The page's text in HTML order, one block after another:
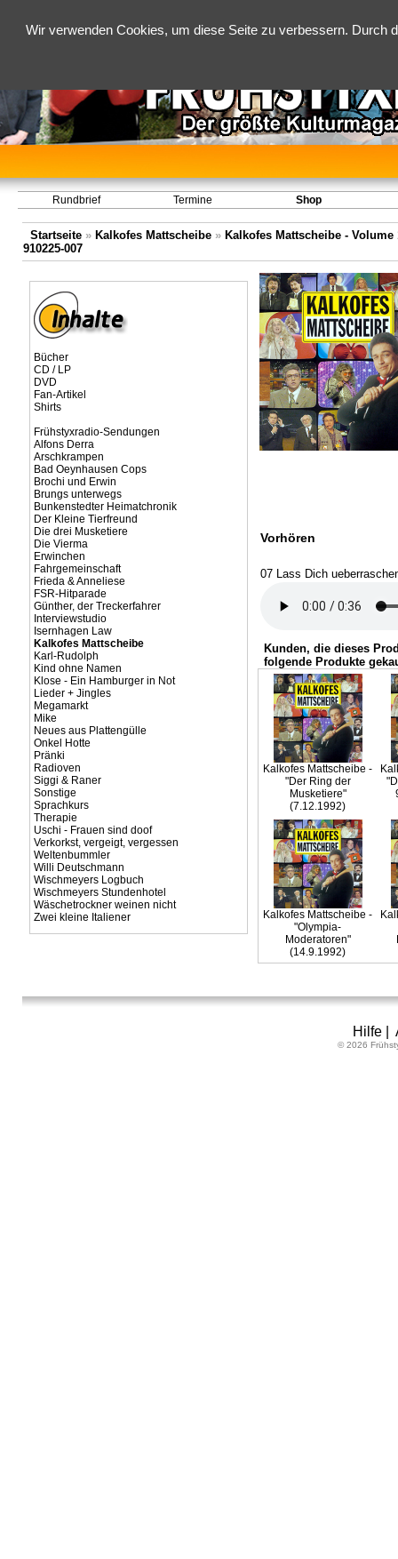
Wir verwenden Cookies, um diese Seite zu verbessern.
Rundbrief Termine Shop
Startseite» Kalkofes Mattscheibe» Kalkofes Mattscheibe - Volume
910225-007
Bücher
CD / LP
DVD
Fan-Artikel
Shirts
Frühstyxradio-Sendungen
Alfons Derra
Arschkrampen
Bad Oeynhausen Cops
Brochi und Erwin
Brungs unterwegs
Bunkenstedter Heimatchronik
Der Kleine Tierfreund
Die drei Musketiere
Die Vierma
Erwinchen
Fahrgemeinschaft
Frieda & Anneliese
FSR-Hitparade
Günther, der Treckerfahrer
Interviewstudio
Isernhagen Law
Kalkofes Mattscheibe
Karl-Rudolph
Kind ohne Namen
Klose - Ein Hamburger in Not
Lieder + Jingles
Megamarkt
Mike
Neues aus Plattengülle
Onkel Hotte
Pränki
Radioven
Siggi & Raner
Sonstige
Sprachkurs
Therapie
Uschi - Frauen sind doof
Verkorkst, vergeigt, vergessen
Weltenbummler
Willi Deutschmann
Wischmeyers Logbuch
Wischmeyers Stundenhotel
Wäschetrockner weinen nicht
Zwei kleine Italiener
Vorhören
07 Lass Dich
Kunden, die dieses
folgende Produkte
Kalkofes Mattscheibe -
"Der Ring der
Musketiere"
(7.12.1992)
Kalkofes Mattscheibe -
"Olympia-
Moderatoren"
(14.9.1992)
Hilfe|
© 2026